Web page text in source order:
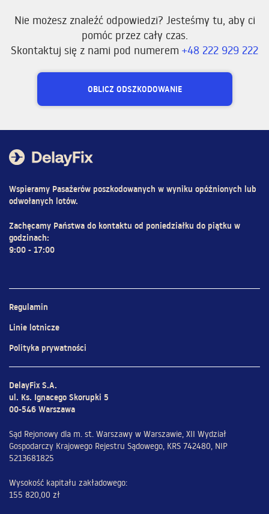
Nie możesz znaleźć odpowiedzi? Jesteśmy tu, aby ci
pomóc przez cały czas.
Skontaktuj się z nami pod numerem +48 222 929 222
OBLICZ ODSZKODOWANIE
Wspieramy Pasażerów poszkodowanych w wyniku opóźnionych lub
odwołanych lotów.
Zachęcamy Państwa do kontaktu od poniedziałku do piątku w
godzinach:
9:00 - 17:00
Regulamin
Linie lotnicze
Polityka prywatności
DelayFix S.A.
ul. Ks. Ignacego Skorupki 5
00-546 Warszawa
Sąd Rejonowy dla m. st. Warszawy w Warszawie, XII Wydział
Gospodarczy Krajowego Rejestru Sądowego, KRS 742480, NIP
5213681825
Wysokość kapitału zakładowego:
155 820,00 zł